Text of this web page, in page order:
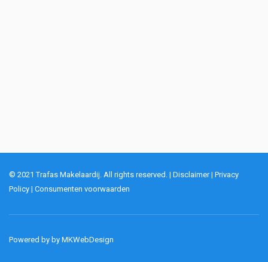
© 2021 Trafas Makelaardij. All rights reserved. | Disclaimer| Privacy
Policy | Consumenten voorwaarden
Powered by by MKWebDesign